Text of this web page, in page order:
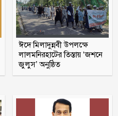
কমপক্ষে ১০ ও এমপিদের ৫ লাখ
বেতন হওয়া উচিত: নুরুল হক
দুপুরে বাসে আগুন
খেয়ে ফেলবেন: বিএনপির এমপি
ঈদে মিলাদুন্নবী উপলক্ষে
লালমনিরহাটের তিস্তায় ‘জশনে
জুলুস’ অনুষ্ঠিত